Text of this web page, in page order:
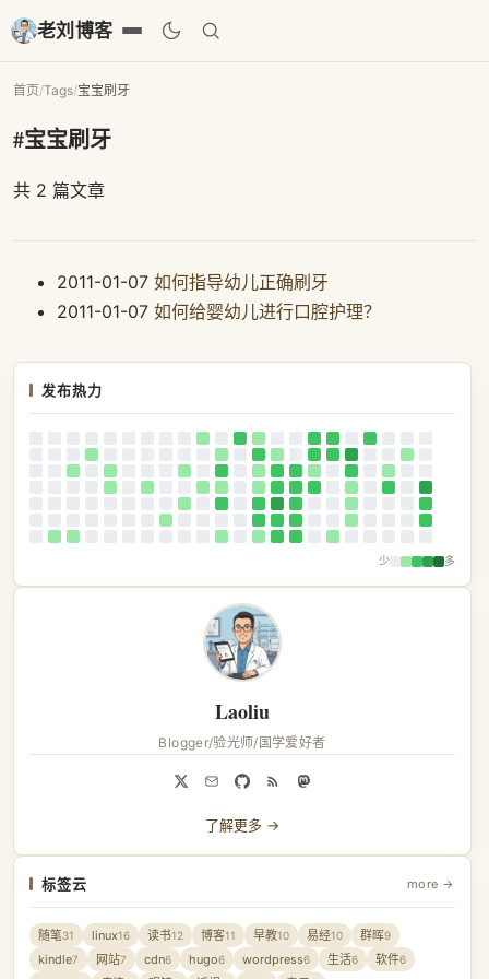
老刘博客
首页/Tags/宝宝刷牙
#宝宝刷牙
共 2 篇文章
2011-01-07 如何指导幼儿正确刷牙
2011-01-07 如何给婴幼儿进行口腔护理？
发布热力
少 多
Laoliu
Blogger/验光师/国学爱好者
了解更多 →
标签云 more →
随笔31 linux16 读书12 博客11 早教10 易经10 群晖9
kindle7 网站7 cdn6 hugo6 wordpress6 生活6 软件6